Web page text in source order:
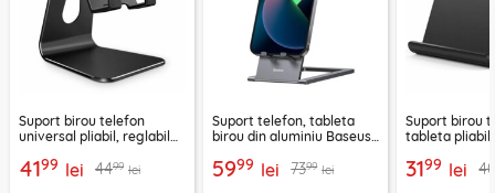
Suport birou telefon
universal pliabil, reglabil
negru
4199 lei 4499 lei
Suport telefon, tableta
birou din aluminiu Baseus,
5999 lei 7399 lei
Suport birou
tableta pliabil
3199 lei